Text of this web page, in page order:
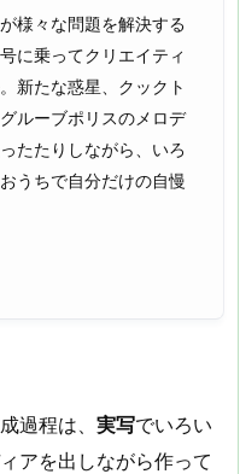
様々な問題を解決する
に乗ってクリエイティ
新たな惑星、クックト
ルーブポリスのメロデ
たたりしながら、いろ
うちで自分だけの自慢
過程は、 実写でいろい
アを出しながら作って